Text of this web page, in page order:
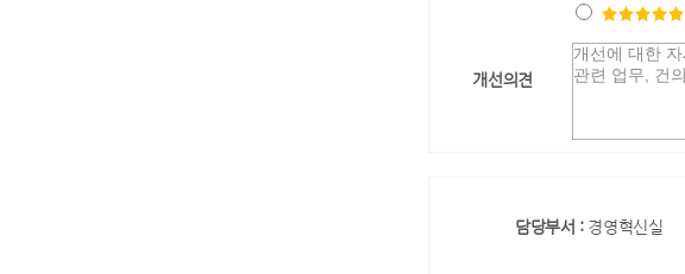
개선의견
담당부서 : 경영혁신실